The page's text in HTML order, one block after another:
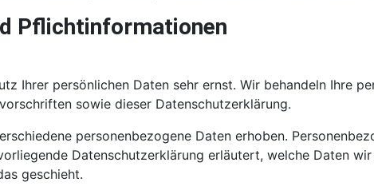
Pflichtinformationen
Ihrer persönlichen Daten sehr ernst. Wir behandeln Ihre
sowie dieser Datenschutzerklärung.
personenbezogene Daten erhoben.
Datenschutzerklärung erläutert, welche Daten
geschieht.